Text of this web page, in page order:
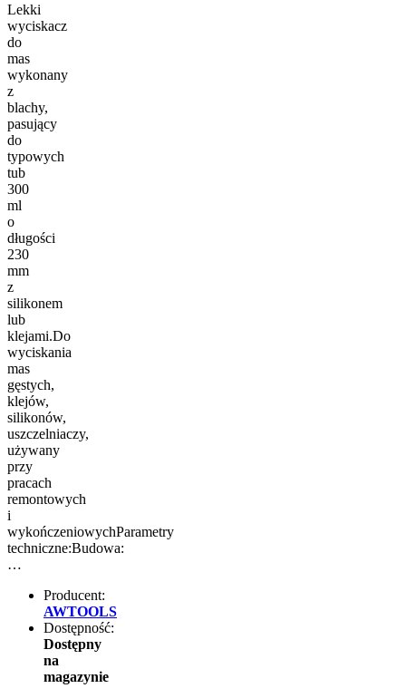
Lekki
wyciskacz
do
mas
wykonany
z
blachy,
pasujący
do
typowych
tub
300
ml
o
długości
230
mm
z
silikonem
lub
klejami.Do
wyciskania
mas
gęstych,
klejów,
silikonów,
uszczelniaczy,
używany
przy
pracach
remontowych
i
wykończeniowychParametry
techniczne:Budowa:
…
Producent:
AWTOOLS
Dostępność:
Dostępny
na
magazynie